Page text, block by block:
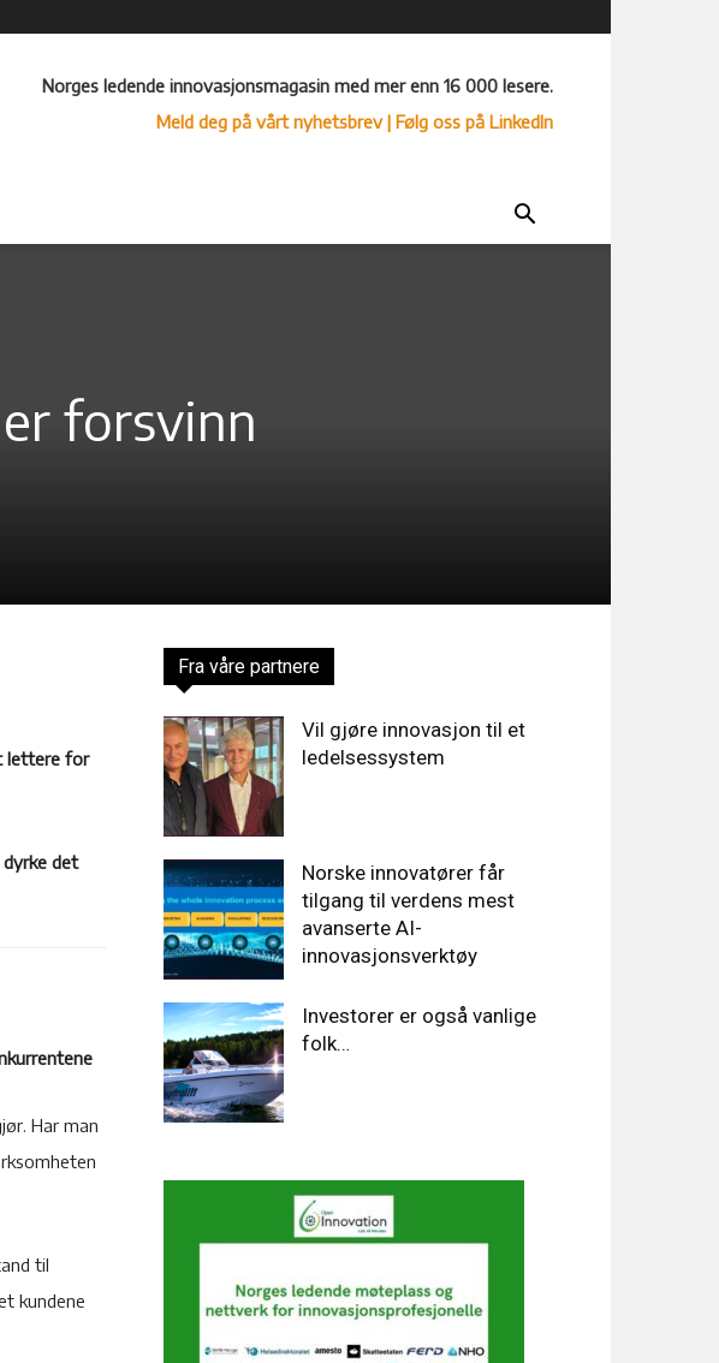
Norges ledende innovasjonsmagasin med mer enn 16 000 lesere.
Meld deg på vårt nyhetsbrev| Følg oss på LinkedIn
forsvinn
lettere for
det
Har man
til
kundene
Fra våre partnere
Vil gjøre innovasjon til et
ledelsessystem
Norske innovatører får
tilgang til verdens mest
avanserte AI-
innovasjonsverktøy
Investorer er også vanlige
folk…